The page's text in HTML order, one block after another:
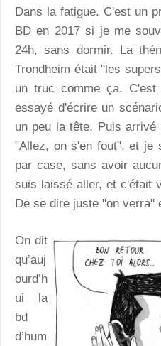
Dans la fatigue. C'est un
BD en 2017 si je me
24h, sans dormir. La
Trondheim était "les
un truc comme ça.
essayé d'écrire un
un peu la tête. Puis
"Allez, on s'en fout", et je
par case, sans avoir
suis laissé aller, et c'était
De se dire juste "on verra"
On dit
qu’auj
ourd’h
ui la
bd
d’hum